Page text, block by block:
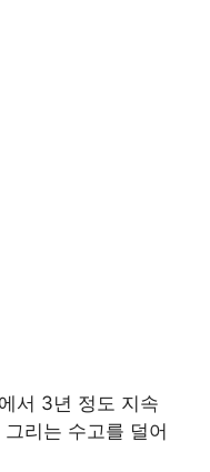
서 3년 정도 지속
리는 수고를 덜어